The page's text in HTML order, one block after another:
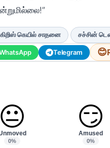
கிறிஸ் கெயில் சாதனை சச்சின்
Telegram 😊
😐
0%
😏
Amused
0%